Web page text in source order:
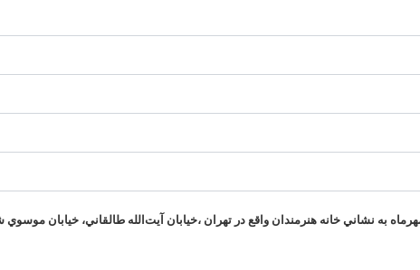
خيابان آيت‌الله طالقاني، خيابان موسوي